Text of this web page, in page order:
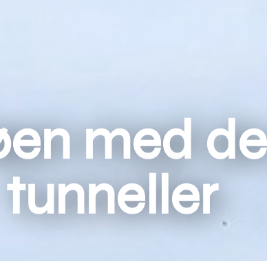
med
tunneller